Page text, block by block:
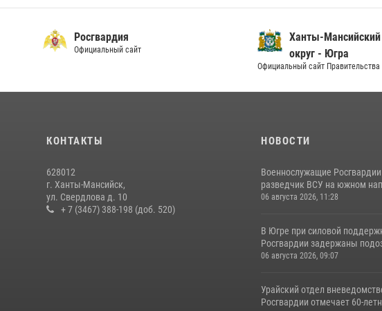
Росгвардия
Официальный сайт
Ханты-
округ - Югра
Официальный сайт Правительства
КОНТАКТЫ
628012
г. Ханты-Мансийск,
ул. Свердлова д. 10
+ 7 (3467) 388-198 (доб. 520)
НОВОСТИ
Военнослужащие
разведчик ВСУ на южном
06 августа 2026, 11:28
В Югре при силовой
Росгвардии задержаны
06 августа 2026, 09:07
Урайский отдел
Росгвардии отмечает 60-